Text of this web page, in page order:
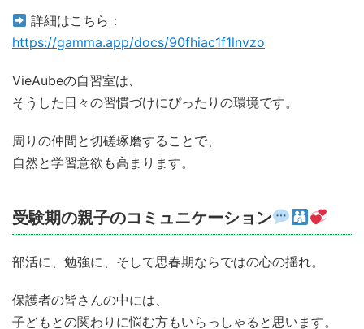
詳細はこちら：
https://gamma.app/docs/90fhiac1f1lnvzo
VieAubeの自習室は、
そうした日々の習慣づけにぴったりの環境です。
周りの仲間と切磋琢磨することで、
自然と学習意欲も高まります。
受験期の親子のコミュニケーション
部活に、勉強に、そして思春期ならではの心の揺れ。
保護者の皆さんの中には、
子どもとの関わりに悩む方もいらっしゃると思います。